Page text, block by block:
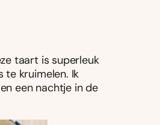
taart is superleuk
te kruimelen. Ik
een nachtje in de